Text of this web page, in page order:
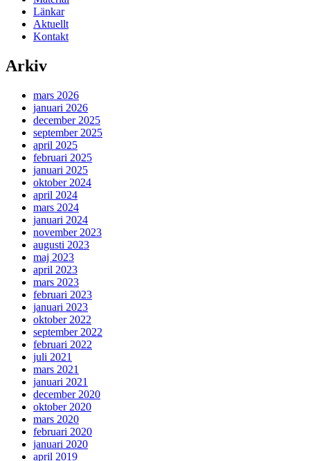
Länkar
Aktuellt
Kontakt
Arkiv
mars 2026
januari 2026
december 2025
september 2025
april 2025
februari 2025
januari 2025
oktober 2024
april 2024
mars 2024
januari 2024
november 2023
augusti 2023
maj 2023
april 2023
mars 2023
februari 2023
januari 2023
oktober 2022
september 2022
februari 2022
juli 2021
mars 2021
januari 2021
december 2020
oktober 2020
mars 2020
februari 2020
januari 2020
april 2019